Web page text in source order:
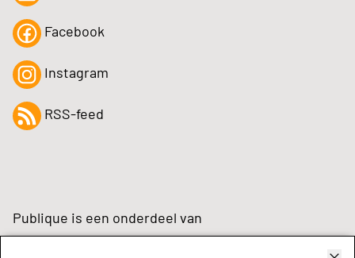
Facebook
Instagram
RSS-feed
Publique is een onderdeel van